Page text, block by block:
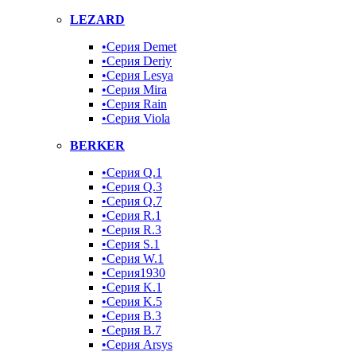
LEZARD
•Серия Demet
•Серия Deriy
•Серия Lesya
•Серия Mira
•Серия Rain
•Серия Viola
BERKER
•Серия Q.1
•Серия Q.3
•Серия Q.7
•Серия R.1
•Серия R.3
•Серия S.1
•Серия W.1
•Серия1930
•Серия K.1
•Серия K.5
•Серия B.3
•Серия B.7
•Серия Arsys